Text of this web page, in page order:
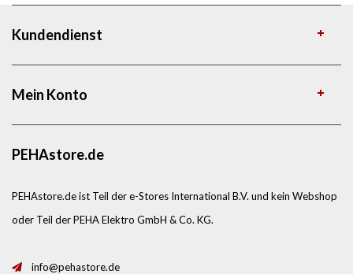
Kundendienst
Mein Konto
PEHAstore.de
PEHAstore.de ist Teil der e-Stores International B.V. und kein Webshop
oder Teil der PEHA Elektro GmbH & Co. KG.
info@pehastore.de